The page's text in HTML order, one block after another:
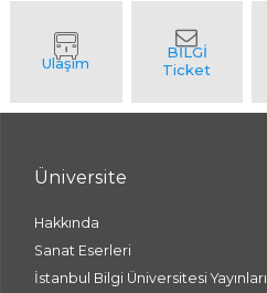
Üniversite
Hakkında
Sanat Eserleri
İstanbul Bilgi Üniversitesi Yayınları